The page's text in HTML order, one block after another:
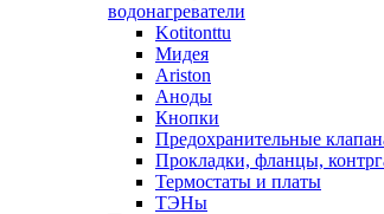
водонагреватели
Kotitonttu
Мидея
Ariston
Аноды
Кнопки
Предохранительные
Прокладки, фланцы,
Термостаты и платы
ТЭНы